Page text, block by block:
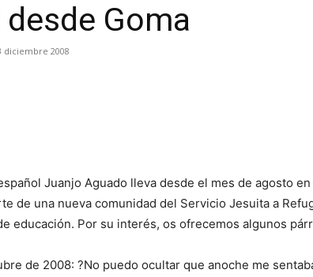
desde Goma
diciembre 2008
Juanjo Aguado lleva desde el mes de agosto
de una nueva comunidad del Servicio Jesuita a
educación. Por su interés, os ofrecemos algunos
de 2008: ?No puedo ocultar que anoche me